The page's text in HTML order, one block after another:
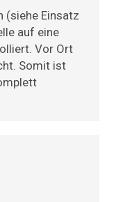
(siehe Einsatz
auf eine
Vor Ort
Somit ist